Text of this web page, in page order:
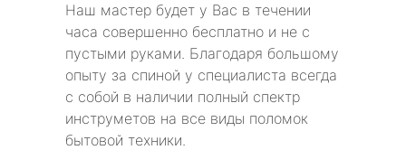
Наш мастер будет у Вас в течении
часа совершенно бесплатно и не с
пустыми руками. Благодаря большому
опыту за спиной у специалиста всегда
с собой в наличии полный спектр
инструметов на все виды поломок
бытовой техники.